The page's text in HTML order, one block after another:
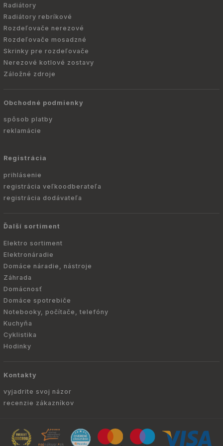
Radiátory
Radiátory rebríkové
Rozdeľovače nerezové
Rozdeľovače mosadzné
Skrinky pre rozdeľovače
Nerezové kotlové zostavy
Záložné zdroje
Obchodné podmienky
spôsob platby
reklamácie
Registrácia
prihlásenie
registrácia veľkoodberateľa
registrácia dodávateľa
Ďalší sortiment
Elektro sortiment
Elektronáradie
Domáce náradie, nástroje
Záhrada
Domácnosť
Domáce spotrebiče
Notebooky, počítače, telefóny
Kuchyňa
Cyklistika
Hodinky
Kontakty
vyjadrite svoj názor
recenzie zákazníkov